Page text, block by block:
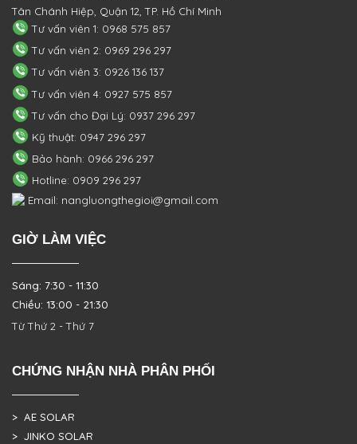
Tân Chánh Hiệp, Quận 12, TP. Hồ Chí Minh
Tư vấn viên 1: 0968 575 857
Tư vấn viên 2: 0969 296 297
Tư vấn viên 3: 0926 136 137
Tư vấn viên 4: 0927 575 857
Tư vấn cho Đại Lý: 0937 296 297
Kỹ thuật: 0947 296 297
Bảo hành: 0966 296 297
Hotline: 0909 296 297
Email: nangluongthegioi@gmail.com
GIỜ LÀM VIỆC
Sáng: 7:30 - 11:30
Chiều: 13:00 - 21:30
Từ Thứ 2 - Thứ 7
CHỨNG NHẬN NHÀ PHÂN PHỐI
> AE SOLAR
> JINKO SOLAR